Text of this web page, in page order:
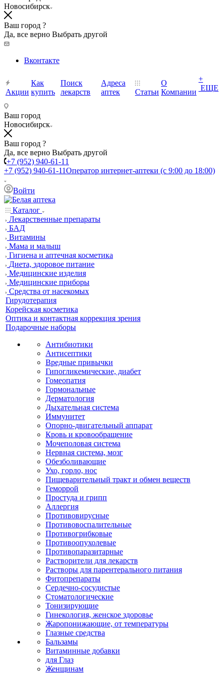
Новосибирск
Ваш город ?
Да, все верно Выбрать другой
Вконтакте
Акции
Как
купить
Поиск
лекарств
Адреса
аптек
Статьи
О
Компании
+
ЕЩЕ
Ваш город
Новосибирск
Ваш город ?
Да, все верно Выбрать другой
+7 (952) 940-61-11
+7 (952) 940-61-11Оператор интернет-аптеки (с 9:00 до 18:00)
Войти
Каталог
Лекарственные препараты
БАД
Витамины
Мама и малыш
Гигиена и аптечная косметика
Диета, здоровое питание
Медицинские изделия
Медицинские приборы
Средства от насекомых
Гирудотерапия
Корейская косметика
Оптика и контактная коррекция зрения
Подарочные наборы
Антибиотики
Антисептики
Вредные привычки
Гипогликемические, диабет
Гомеопатия
Гормональные
Дерматология
Дыхательная система
Иммунитет
Опорно-двигательный аппарат
Кровь и кровообращение
Мочеполовая система
Нервная система, мозг
Обезболивающие
Ухо, горло, нос
Пищеварительный тракт и обмен веществ
Геморрой
Простуда и грипп
Аллергия
Противовирусные
Противовоспалительные
Противогрибковые
Противоопухолевые
Противопаразитарные
Растворители для лекарств
Растворы для парентерального питания
Фитопрепараты
Сердечно-сосудистые
Стоматологические
Тонизирующие
Гинекология, женское здоровье
Жаропонижающие, от температуры
Глазные средства
Бальзамы
Витаминные добавки
для Глаз
Женщинам